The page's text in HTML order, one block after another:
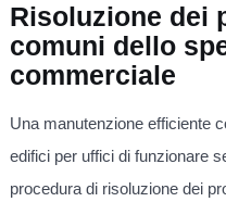
Risoluzione dei
comuni dello
commerciale
Una manutenzione efficiente
edifici per uffici di funzionare
procedura di risoluzione dei